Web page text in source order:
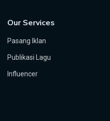
Our Services
Pasang Iklan
Publikasi Lagu
Influencer